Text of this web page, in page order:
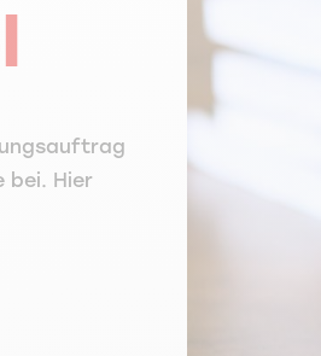
bei. Hier